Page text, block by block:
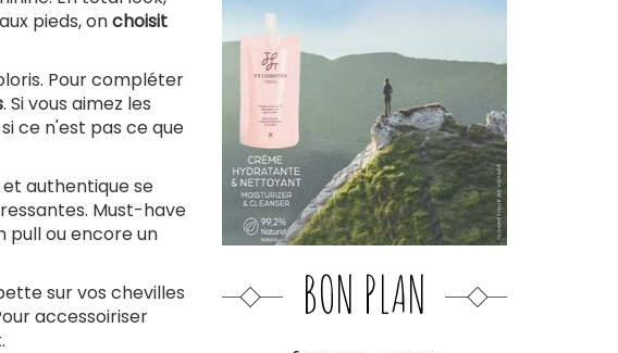
pieds, onchoisit
Pour compléter
. Si vous aimez les
ce n'est pas ce que
authentique se
Must-have
pull ou encore un
sur vos chevilles
accessoiriser
BON PLAN